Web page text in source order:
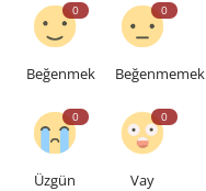
0
Beğenmek
0
Beğenmemek
0
Üzgün
0
Vay